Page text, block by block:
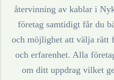
återvinning av kablar i
företag samtidigt får du
och möjlighet att välja rätt
och erfarenhet. Alla
om ditt uppdrag vilket